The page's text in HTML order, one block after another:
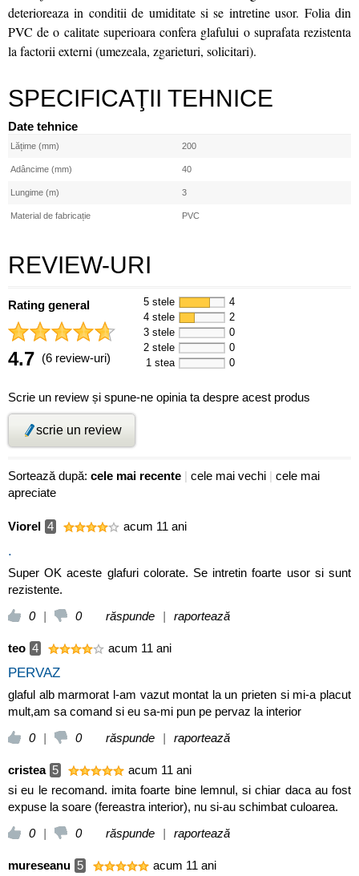
deterioreaza in conditii de umiditate si se intretine usor. Folia din
PVC de o calitate superioara confera glafului o suprafata rezistenta
la factorii externi (umezeala, zgarieturi, solicitari).
SPECIFICAŢII TEHNICE
Date tehnice
Lățime (mm) 200
Adâncime (mm) 40
Lungime (m) 3
Material de fabricație PVC
REVIEW-URI
Rating general
4.7 (6 review-uri)
5 stele
4
4 stele
2
3 stele
0
2 stele
0
1 stea
0
Scrie un review și spune-ne opinia ta despre acest produs
scrie un review
Sortează după: cele mai recente | cele mai vechi | cele mai
apreciate
Viorel 4 acum 11 ani
.
Super OK aceste glafuri colorate. Se intretin foarte usor si sunt
rezistente.
0
| 0 răspunde | raportează
teo 4 acum 11 ani
PERVAZ
glaful alb marmorat l-am vazut montat la un prieten si mi-a placut
mult,am sa comand si eu sa-mi pun pe pervaz la interior
0
| 0 răspunde | raportează
cristea 5
acum 11 ani
si eu le recomand. imita foarte bine lemnul, si chiar daca au fost
expuse la soare (fereastra interior), nu si-au schimbat culoarea.
0
| 0 răspunde | raportează
mureseanu 5
acum 11 ani